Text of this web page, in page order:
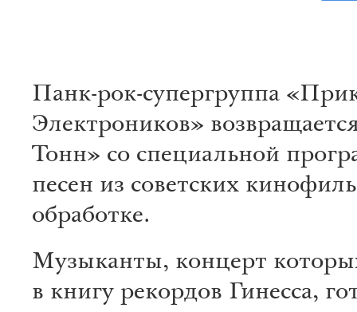
Панк-рок-супергруппа
Электроников»
Тонн» со специальной
песен из советских
обработке.
Музыканты, концерт
в книгу рекордов Гинесса,